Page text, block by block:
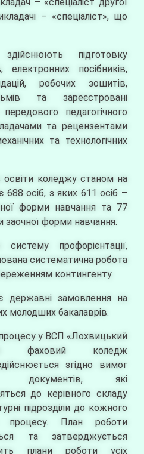
– «спеціаліст», що
підготовку
електронних посібників,
робочих зошитів,
та зареєстровані
педагогічного
та рецензентами
та технологічних
освіти коледжу станом на
688 осіб, з яких 611 осіб –
форми навчання та 77
заочної форми навчання.
профорієнтації,
систематична робота
контингенту.
державні замовлення на
молодших бакалаврів.
процесу у ВСП «Лохвицький
фаховий коледж
згідно вимог
документів, які
до керівного складу
підрозділи до кожного
процесу. План роботи
та затверджується
плани роботи усіх